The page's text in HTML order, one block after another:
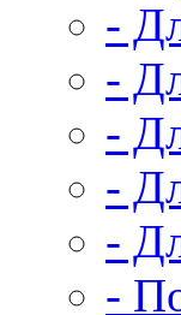
-
-
-
-
-
-